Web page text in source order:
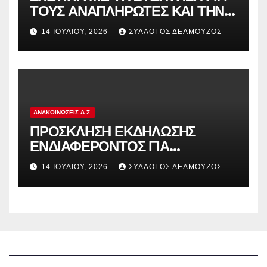
ΤΟΥΣ ΑΝΑΠΛΗΡΩΤΕΣ ΚΑΙ ΤΗΝ
ΠΑΡΑΠΟΜΠΗ ΤΗΣ ΕΛΛΑΔΑΣ
ΣΤΟ ΕΥΡΩΠΑΪΚΟ ΔΙΚΑΣΤΗΡΙΟ
14 ΙΟΥΛΊΟΥ, 2026 ΣΎΛΛΟΓΟΣ ΔΕΛΜΟΎΖΟΣ
ΑΝΑΚΟΙΝΏΣΕΙΣ Δ.Σ.
ΠΡΟΣΚΛΗΣΗ ΕΚΔΗΛΩΣΗΣ
ΕΝΔΙΑΦΕΡΟΝΤΟΣ ΓΙΑ
ΚΑΤΑΣΚΗΝΩΣΕΙΣ ΔΟΕ
14 ΙΟΥΛΊΟΥ, 2026 ΣΎΛΛΟΓΟΣ ΔΕΛΜΟΎΖΟΣ